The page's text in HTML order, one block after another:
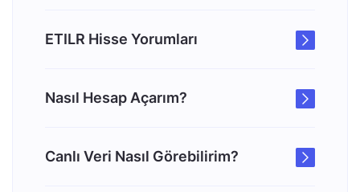
ETILR Hisse Yorumları
Nasıl Hesap Açarım?
Canlı Veri Nasıl Görebilirim?